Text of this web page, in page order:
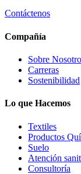
Contáctenos
Compañía
Sobre
Carreras
Sostenibilidad
Lo que Hacemos
Textiles
Productos
Suelo
Atención
Consultoría